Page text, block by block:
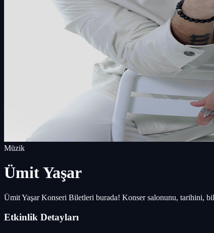
Müzik
Ümit Yaşar
Ümit Yaşar Konseri Biletleri burada! Konser salonunu, tarihini,
Etkinlik Detayları